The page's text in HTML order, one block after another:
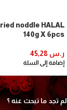
noddle HALAL
140g X 6pcs
ر.س
إضافة إلى السلة
لم تجد ما تبحث عنه ؟